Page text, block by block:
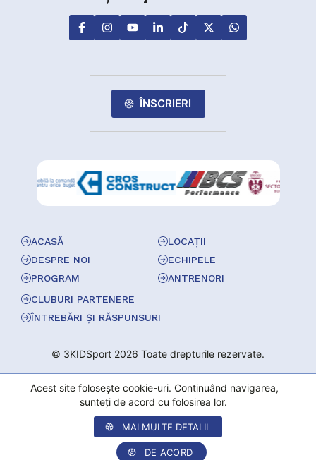
ÎNSCRIERI
© 3KIDSport 2026 Toate drepturile rezervate.
ACASĂ
DESPRE NOI
PROGRAM
LOCAȚII
ECHIPELE
ANTRENORI
CLUBURI PARTENERE
ÎNTREBĂRI ȘI RĂSPUNSURI
Acest site folosește cookie-uri. Continuând navigarea,
sunteți de acord cu folosirea lor.
MAI MULTE DETALII
DE ACORD